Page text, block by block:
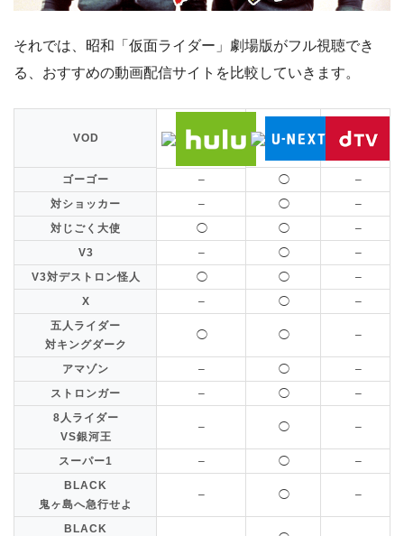
それでは、昭和「仮面ライダー」劇場版がフル視聴でき
る、おすすめの動画配信サイトを比較していきます。
VOD
ゴーゴー – ◯
–
対ショッカー
– ◯
–
対じごく大使
◯ ◯
–
V3
– ◯
–
V3対デストロン怪人
◯ ◯
–
X
– ◯
–
五人ライダー
対キングダーク
◯ ◯ –
アマゾン – ◯
–
ストロンガー
– ◯
–
8人ライダー
VS銀河王
– ◯ –
スーパー1 – ◯
–
BLACK
鬼ヶ島へ急行せよ
– ◯ –
BLACK